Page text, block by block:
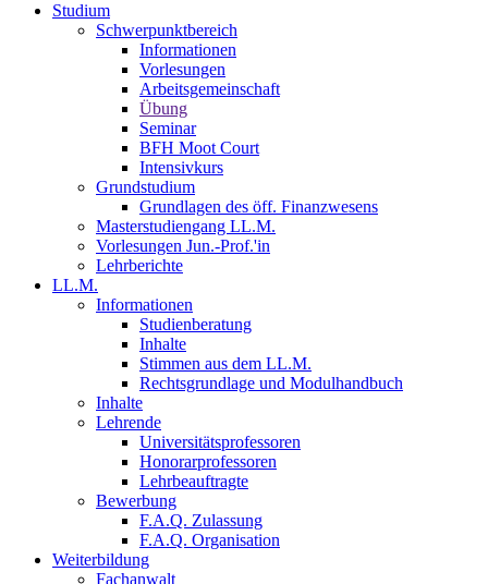
Studium
Schwerpunktbereich
Informationen
Vorlesungen
Arbeitsgemeinschaft
Übung
Seminar
BFH Moot Court
Intensivkurs
Grundstudium
Grundlagen des öff. Finanzwesens
Masterstudiengang LL.M.
Vorlesungen Jun.-Prof.'in
Lehrberichte
LL.M.
Informationen
Studienberatung
Inhalte
Stimmen aus dem LL.M.
Rechtsgrundlage und Modulhandbuch
Inhalte
Lehrende
Universitätsprofessoren
Honorarprofessoren
Lehrbeauftragte
Bewerbung
F.A.Q. Zulassung
F.A.Q. Organisation
Weiterbildung
Fachanwalt